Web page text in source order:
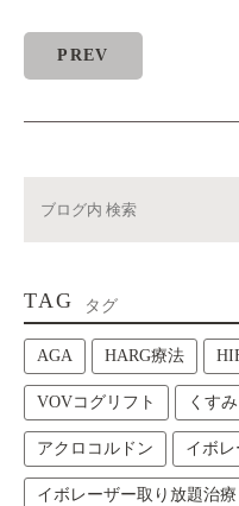
PREV
TAG タグ
AGA HARG療法
VOVコグリフト くすみ
アクロコルドン イボ
イボレーザー取り放題治療